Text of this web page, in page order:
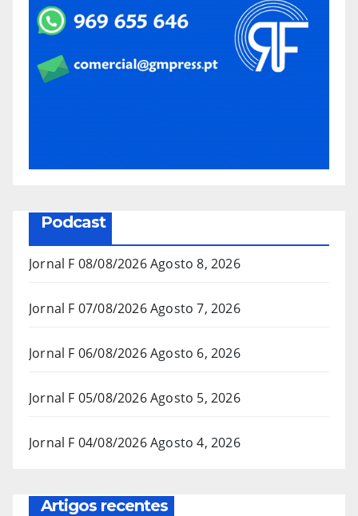
Podcast
Jornal F 08/08/2026Agosto 8, 2026
Jornal F 07/08/2026Agosto 7, 2026
Jornal F 06/08/2026Agosto 6, 2026
Jornal F 05/08/2026Agosto 5, 2026
Jornal F 04/08/2026Agosto 4, 2026
Artigos recentes